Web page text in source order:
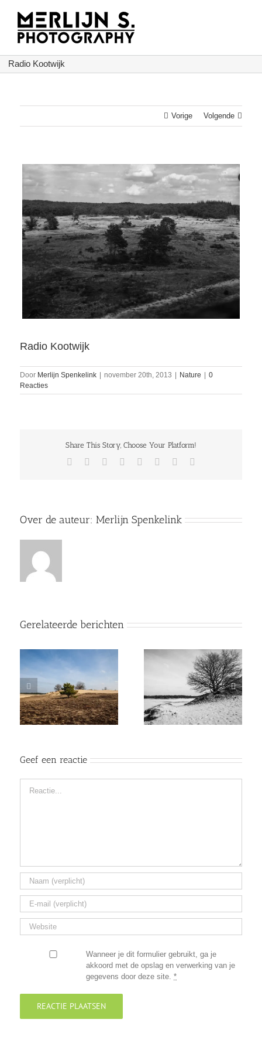
inhoud
Radio Kootwijk
Vorige Volgende
Radio Kootwijk
Door Merlijn Spenkelink | november 20th, 2013 | Nature | 0
Reacties
Share This Story, Choose Your Platform!
Facebook
TwitterReddit LinkedIn
TumblrPinterest
Over de auteur: Merlijn Spenkelink
Gerelateerde berichten
Geef een reactie
Wanneer je dit formulier gebruikt, ga je
akkoord met de opslag en verwerking van je
gegevens door deze site.*